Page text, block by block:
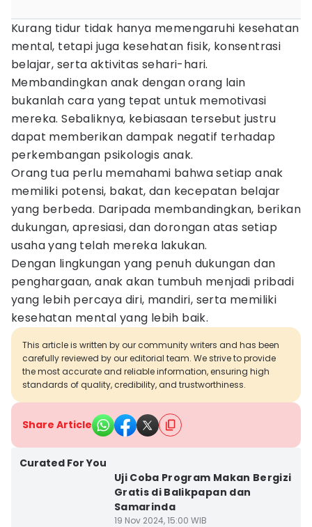
Kurang tidur tidak hanya memengaruhi kesehatan
mental, tetapi juga kesehatan fisik, konsentrasi
belajar, serta aktivitas sehari-hari.
Membandingkan anak dengan orang lain
bukanlah cara yang tepat untuk memotivasi
mereka. Sebaliknya, kebiasaan tersebut justru
dapat memberikan dampak negatif terhadap
perkembangan psikologis anak.
Orang tua perlu memahami bahwa setiap anak
memiliki potensi, bakat, dan kecepatan belajar
yang berbeda. Daripada membandingkan, berikan
dukungan, apresiasi, dan dorongan atas setiap
usaha yang telah mereka lakukan.
Dengan lingkungan yang penuh dukungan dan
penghargaan, anak akan tumbuh menjadi pribadi
yang lebih percaya diri, mandiri, serta memiliki
kesehatan mental yang lebih baik.
This article is written by our community writers and has been
carefully reviewed by our editorial team. We strive to provide
the most accurate and reliable information, ensuring high
standards of quality, credibility, and trustworthiness.
Share Article
Curated For You
Uji Coba Program Makan Bergizi
Gratis di Balikpapan dan
Samarinda
19 Nov 2024, 15:00 WIB